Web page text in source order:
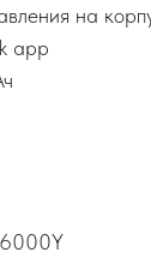
на
app